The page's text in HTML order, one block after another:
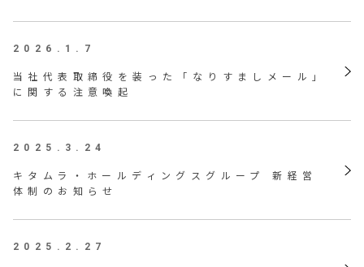
2026.1.7
当社代表取締役を装った「なりすましメール」
に関する注意喚起
2025.3.24
キタムラ・ホールディングスグループ 新経営
体制のお知らせ
2025.2.27